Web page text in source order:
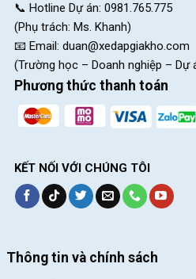
📞 Hotline Dự án: 0981.765.775
(Phụ trách: Ms. Khanh)
📧 Email: duan@xedapgiakho.com
(Trường học – Doanh nghiệp – Dự
Phương thức thanh toán
KẾT NỐI VỚI CHÚNG TÔI
Thông tin và chính sách